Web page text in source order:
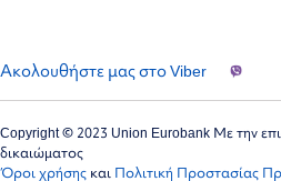
Ακολουθήστε μας στο Viber
Copyright © 2023 Union Eurobank Με την
δικαιώματος
Όροι χρήσης και Πολιτική Προστασίας